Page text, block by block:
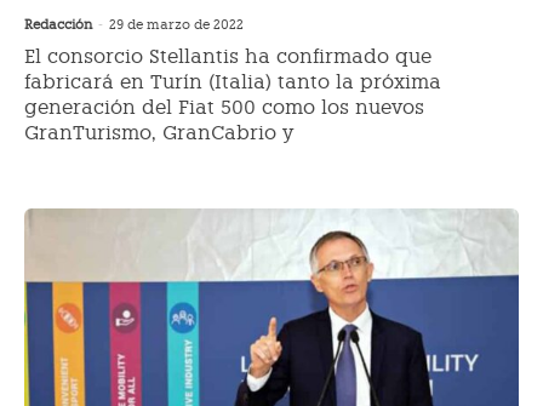
Redacción - 29 de marzo de 2022
El consorcio Stellantis ha confirmado que
fabricará en Turín (Italia) tanto la próxima
generación del Fiat 500 como los nuevos
GranTurismo, GranCabrio y